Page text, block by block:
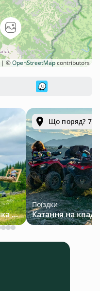
| ©OpenStreetMapcontributors
Велика гуцульська гойдалка — джип-тур у Карпатах
Що поряд? 7.1
Поїздки